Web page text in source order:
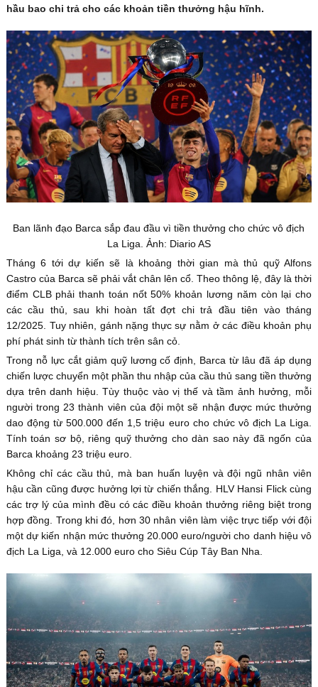
hầu bao chi trả cho các khoản tiền thưởng hậu hĩnh.
Ban lãnh đạo Barca sắp đau đầu vì tiền thưởng cho chức vô địch
La Liga. Ảnh: Diario AS
Tháng 6 tới dự kiến sẽ là khoảng thời gian mà thủ quỹ Alfons
Castro của Barca sẽ phải vắt chân lên cổ. Theo thông lệ, đây là thời
điểm CLB phải thanh toán nốt 50% khoản lương năm còn lại cho
các cầu thủ, sau khi hoàn tất đợt chi trả đầu tiên vào tháng
12/2025. Tuy nhiên, gánh nặng thực sự nằm ở các điều khoản phụ
phí phát sinh từ thành tích trên sân cỏ.
Trong nỗ lực cắt giảm quỹ lương cố định, Barca từ lâu đã áp dụng
chiến lược chuyển một phần thu nhập của cầu thủ sang tiền thưởng
dựa trên danh hiệu. Tùy thuộc vào vị thế và tầm ảnh hưởng, mỗi
người trong 23 thành viên của đội một sẽ nhận được mức thưởng
dao động từ 500.000 đến 1,5 triệu euro cho chức vô địch La Liga.
Tính toán sơ bộ, riêng quỹ thưởng cho dàn sao này đã ngốn của
Barca khoảng 23 triệu euro.
Không chỉ các cầu thủ, mà ban huấn luyện và đội ngũ nhân viên
hậu cần cũng được hưởng lợi từ chiến thắng. HLV Hansi Flick cùng
các trợ lý của mình đều có các điều khoản thưởng riêng biệt trong
hợp đồng. Trong khi đó, hơn 30 nhân viên làm việc trực tiếp với đội
một dự kiến nhận mức thưởng 20.000 euro/người cho danh hiệu vô
địch La Liga, và 12.000 euro cho Siêu Cúp Tây Ban Nha.